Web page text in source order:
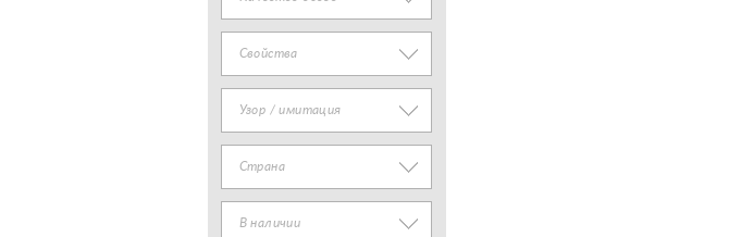
Свойства
Узор / имитация
Страна
В наличии